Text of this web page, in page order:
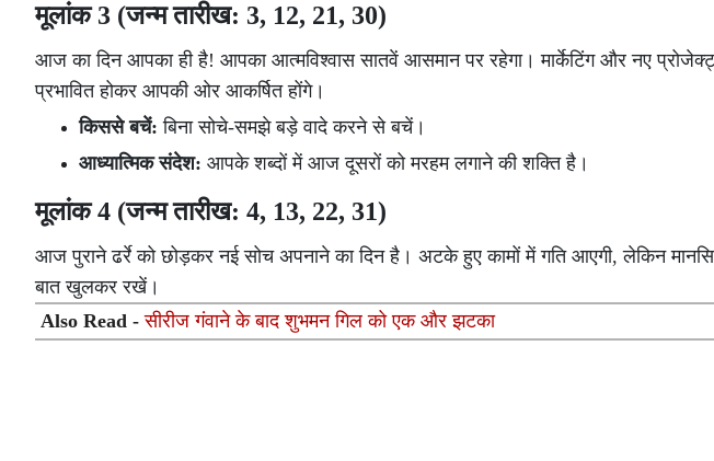
मूलांक 3 (जन्म तारीख: 3, 12, 21, 30)
आज का दिन आपका ही है! आपका आत्मविश्वास सातवें आसमान पर रहेगा। मार्केटिंग और नए
प्रभावित होकर आपकी ओर आकर्षित होंगे।
किससे बचें: बिना सोचे-समझे बड़े वादे करने से बचें।
आध्यात्मिक संदेश: आपके शब्दों में आज दूसरों को मरहम लगाने की शक्ति है।
मूलांक 4 (जन्म तारीख: 4, 13, 22, 31)
आज पुराने ढर्रे को छोड़कर नई सोच अपनाने का दिन है। अटके हुए कामों में गति आएगी, लेकिन
बात खुलकर रखें।
Also Read -सीरीज गंवाने के बाद शुभमन गिल को एक और झटका